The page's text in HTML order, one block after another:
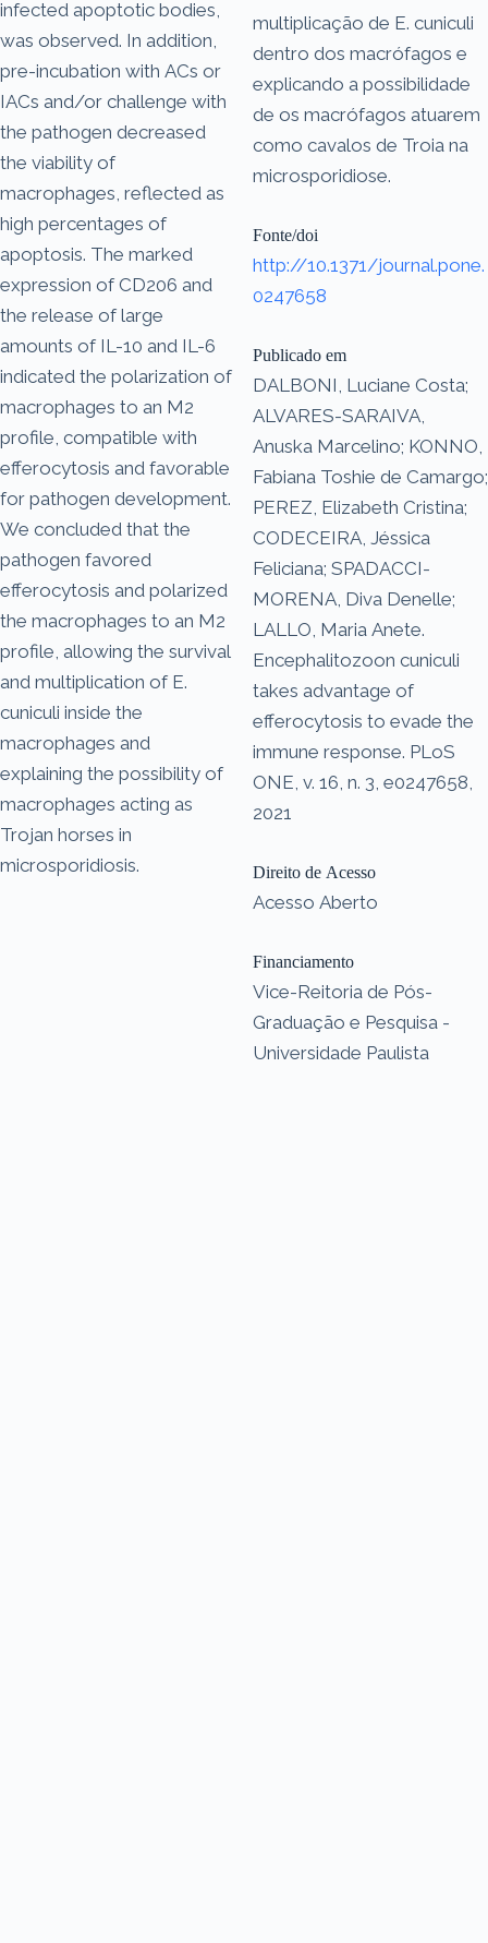
infected apoptotic bodies,
was observed. In addition,
pre-incubation with ACs or
IACs and/or challenge with
the pathogen decreased
the viability of
macrophages, reflected as
high percentages of
apoptosis. The marked
expression of CD206 and
the release of large
amounts of IL-10 and IL-6
indicated the polarization of
macrophages to an M2
profile, compatible with
efferocytosis and favorable
for pathogen development.
We concluded that the
pathogen favored
efferocytosis and polarized
the macrophages to an M2
profile, allowing the survival
and multiplication of E.
cuniculi inside the
macrophages and
explaining the possibility of
macrophages acting as
Trojan horses in
microsporidiosis.
multiplicação de E. cuniculi
dentro dos macrófagos e
explicando a possibilidade
de os macrófagos atuarem
como cavalos de Troia na
microsporidiose.
Fonte/doi
http://10.1371/journal.pone.
0247658
Publicado em
DALBONI, Luciane Costa;
ALVARES-SARAIVA,
Anuska Marcelino; KONNO,
Fabiana Toshie de Camargo;
PEREZ, Elizabeth Cristina;
CODECEIRA, Jéssica
Feliciana; SPADACCI-
MORENA, Diva Denelle;
LALLO, Maria Anete.
Encephalitozoon cuniculi
takes advantage of
efferocytosis to evade the
immune response. PLoS
ONE, v. 16, n. 3, e0247658,
2021
Direito de Acesso
Acesso Aberto
Financiamento
Vice-Reitoria de Pós-
Graduação e Pesquisa -
Universidade Paulista